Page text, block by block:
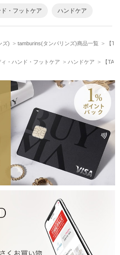
・フットケア ハンドケア
ズ) tamburins(タンバリンズ)商品一覧 【
ィ・ハンド・フットケア ハンドケア 【